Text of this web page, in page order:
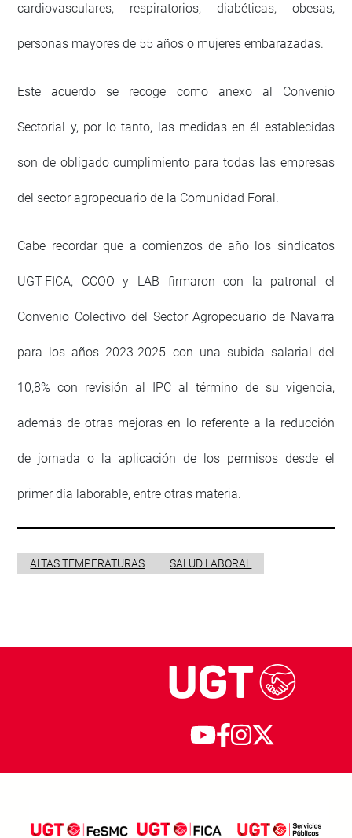
cardiovasculares, respiratorios, diabéticas, obesas,
personas mayores de 55 años o mujeres embarazadas.
Este acuerdo se recoge como anexo al Convenio
Sectorial y, por lo tanto, las medidas en él establecidas
son de obligado cumplimiento para todas las empresas
del sector agropecuario de la Comunidad Foral.
Cabe recordar que a comienzos de año los sindicatos
UGT-FICA, CCOO y LAB firmaron con la patronal el
Convenio Colectivo del Sector Agropecuario de Navarra
para los años 2023-2025 con una subida salarial del
10,8% con revisión al IPC al término de su vigencia,
además de otras mejoras en lo referente a la reducción
de jornada o la aplicación de los permisos desde el
primer día laborable, entre otras materia.
ALTAS TEMPERATURAS SALUD LABORAL